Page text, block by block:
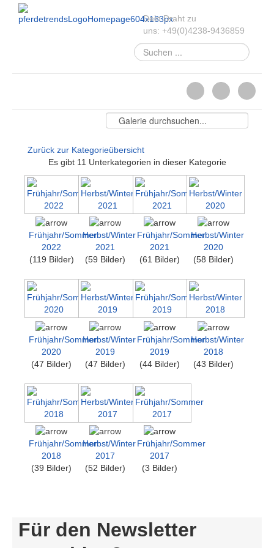
Dein Draht zu
uns: +49(0)4238-9436859
Suchen
...
Zurück zur Kategorieübersicht
Es gibt 11 Unterkategorien in dieser Kategorie
Frühjahr/Sommer
2022
(119 Bilder)
Herbst/Winter
2021
(59 Bilder)
Frühjahr/Sommer
2021
(61 Bilder)
Herbst/Winter
2020
(58 Bilder)
Frühjahr/Sommer
2020
(47 Bilder)
Herbst/Winter
2019
(47 Bilder)
Frühjahr/Sommer
2019
(44 Bilder)
Herbst/Winter
2018
(43 Bilder)
Frühjahr/Sommer
2018
(39 Bilder)
Herbst/Winter
2017
(52 Bilder)
Frühjahr/Sommer
2017
(3 Bilder)
Für den Newsletter